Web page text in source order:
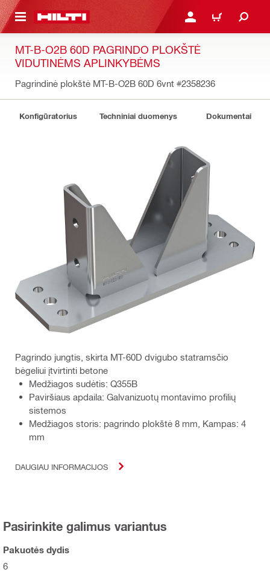
TURINIO PRISIJUNGTI ARBA
PIRKINIŲ
MT-B-O2B 60D PAGRINDO PLOKŠTĖ
VIDUTINĖMS APLINKYBĖMS
Pagrindinė plokštė MT-B-O2B 60D 6vnt #2358236
Konfigūratorius Techniniai duomenys Dokumentai
Pagrindo jungtis, skirta MT-60D dvigubo statramsčio
bėgeliui įtvirtinti betone
Medžiagos sudėtis: Q355B
Paviršiaus apdaila: Galvanizuotų montavimo profilių
sistemos
Medžiagos storis: pagrindo plokštė 8 mm, Kampas: 4
mm
DAUGIAU INFORMACIJOS
Pasirinkite galimus variantus
Pakuotės dydis
6